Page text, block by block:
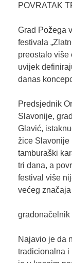
POVRATAK
Grad Požega
festivala
preostalo više
uvijek
danas
Predsjednik
Slavonije,
Glavić,
žice Slavonije
tamburaški
tri dana, a
festival više
većeg
gradonačelnik
Najavio je da
tradicionalna i